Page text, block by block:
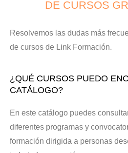
DE CURSOS
Resolvemos las dudas más
de cursos de Link Formación.
¿QUÉ CURSOS PUEDO
CATÁLOGO?
En este catálogo puedes
diferentes programas y
formación dirigida a personas